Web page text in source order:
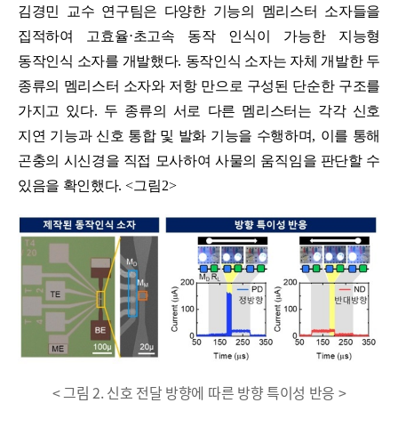
김경민 교수 연구팀은 다양한 기능의 멤리스터 소자들을
집적하여 고효율⋅초고속 동작 인식이 가능한 지능형
동작인식 소자를 개발했다. 동작인식 소자는 자체 개발한 두
종류의 멤리스터 소자와 저항 만으로 구성된 단순한 구조를
가지고 있다. 두 종류의 서로 다른 멤리스터는 각각 신호
지연 기능과 신호 통합 및 발화 기능을 수행하며, 이를 통해
곤충의 시신경을 직접 모사하여 사물의 움직임을 판단할 수
있음을 확인했다. <그림2>
< 그림 2. 신호 전달 방향에 따른 방향 특이성 반응 >